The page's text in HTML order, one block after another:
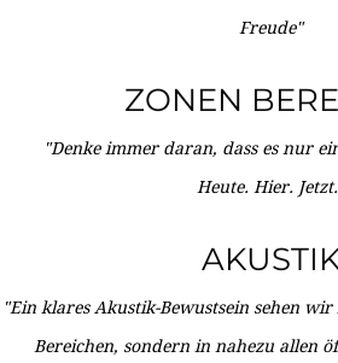
Freude"
ZONEN
"Denke immer daran, dass es nur
Heute. Hier.
"Ein klares Akustik-Bewustsein sehen
Bereichen, sondern in nahezu allen